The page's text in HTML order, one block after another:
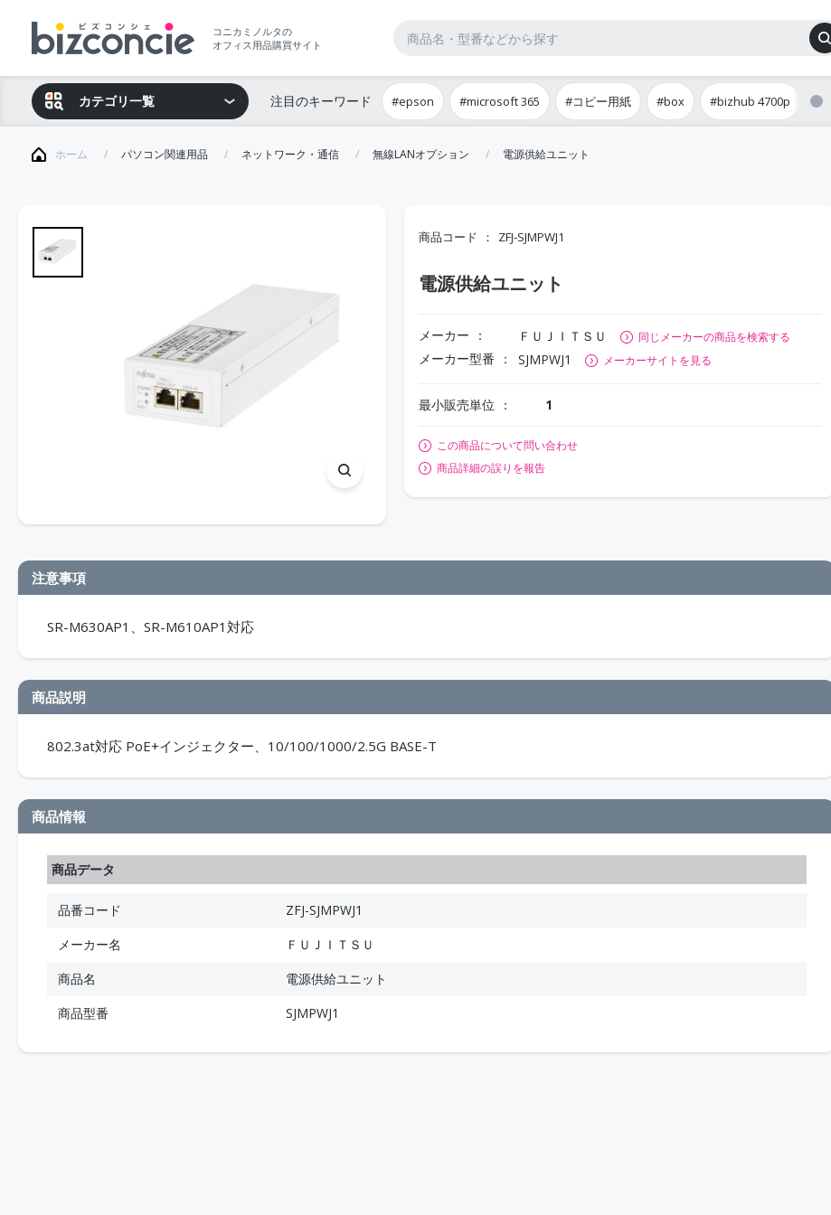
コニカミノルタの
オフィス用品購買サイト
カテゴリ一覧 注目のキーワード #epson #microsoft 365 #コピー用紙 #box #bizhub 4700p
ホーム パソコン関連用品 ネットワーク・通信 無線LANオプション 電源供給ユニット
商品コード ZFJ-SJMPWJ1
電源供給ユニット
メーカー ＦＵＪＩＴＳＵ 同じメーカーの商品を検索する
メーカー型番 SJMPWJ1 メーカーサイトを見る
最小販売単位 1
この商品について問い合わせ
商品詳細の誤りを報告
注意事項
SR-M630AP1、SR-M610AP1対応
商品説明
802.3at対応 PoE+インジェクター、10/100/1000/2.5G BASE-T
商品情報
商品データ
品番コード
ZFJ-SJMPWJ1
メーカー名
ＦＵＪＩＴＳＵ
商品名
電源供給ユニット
商品型番
SJMPWJ1